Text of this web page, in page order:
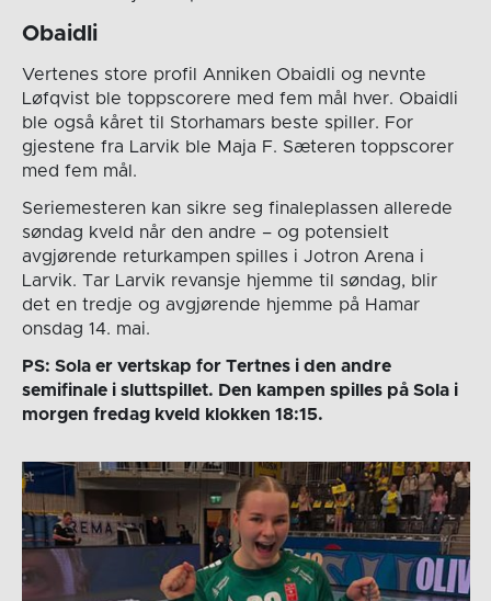
Obaidli
Vertenes store profil Anniken Obaidli og nevnte
Løfqvist ble toppscorere med fem mål hver. Obaidli
ble også kåret til Storhamars beste spiller. For
gjestene fra Larvik ble Maja F. Sæteren toppscorer
med fem mål.
Seriemesteren kan sikre seg finaleplassen allerede
søndag kveld når den andre – og potensielt
avgjørende returkampen spilles i Jotron Arena i
Larvik. Tar Larvik revansje hjemme til søndag, blir
det en tredje og avgjørende hjemme på Hamar
onsdag 14. mai.
PS: Sola er vertskap for Tertnes i den andre
semifinale i sluttspillet. Den kampen spilles på Sola i
morgen fredag kveld klokken 18:15.